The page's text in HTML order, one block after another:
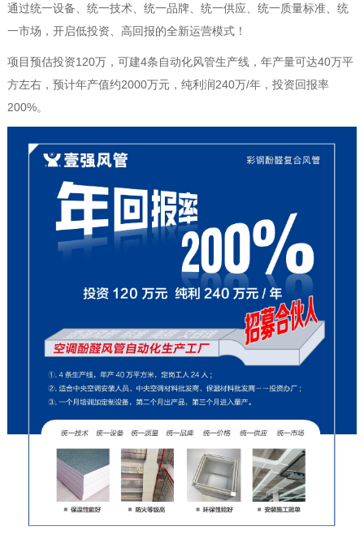
通过统一设备、统一技术、统一品牌、统一供应、统一质量标准、统
一市场，开启低投资、高回报的全新运营模式！
项目预估投资120万，可建4条自动化风管生产线，年产量可达40万平
方左右，预计年产值约2000万元，纯利润240万/年，投资回报率
200%。